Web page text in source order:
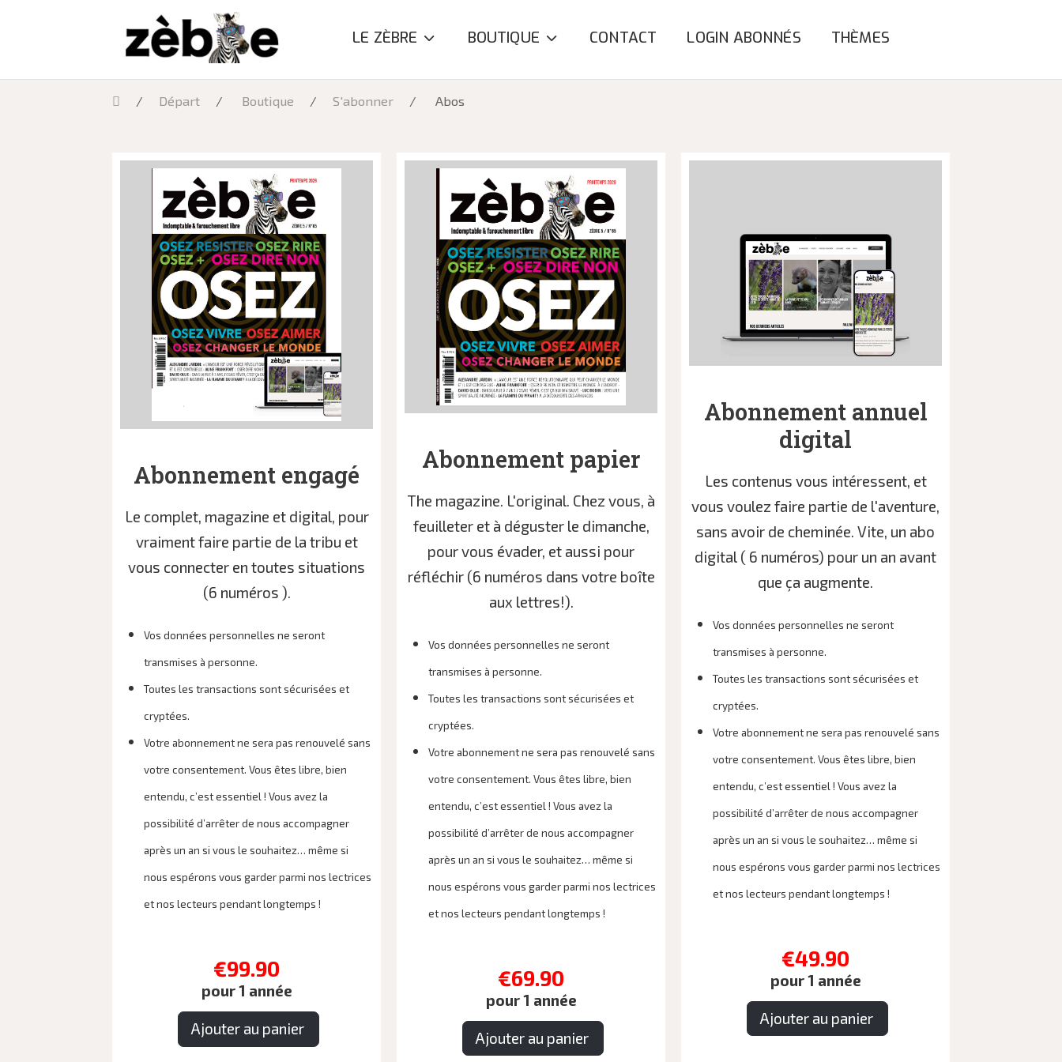
LE ZÈBRE BOUTIQUE CONTACT LOGIN ABONNÉS THÈMES
Départ Boutique S'abonner Abos
Abonnement engagé
Le complet, magazine et digital, pour
vraiment faire partie de la tribu et
vous connecter en toutes situations
(6 numéros ).
Vos données personnelles ne seront
transmises à personne.
Toutes les transactions sont sécurisées et
cryptées.
Votre abonnement ne sera pas renouvelé sans
votre consentement. Vous êtes libre, bien
entendu, c’est essentiel ! Vous avez la
possibilité d’arrêter de nous accompagner
après un an si vous le souhaitez… même si
nous espérons vous garder parmi nos lectrices
et nos lecteurs pendant longtemps !
€99.90
pour 1 année
Abonnement papier
The magazine. L'original. Chez vous, à
feuilleter et à déguster le dimanche,
pour vous évader, et aussi pour
réfléchir (6 numéros dans votre boîte
aux lettres!).
Vos données personnelles ne seront
transmises à personne.
Toutes les transactions sont sécurisées et
cryptées.
Votre abonnement ne sera pas renouvelé sans
votre consentement. Vous êtes libre, bien
entendu, c’est essentiel ! Vous avez la
possibilité d’arrêter de nous accompagner
après un an si vous le souhaitez… même si
nous espérons vous garder parmi nos lectrices
et nos lecteurs pendant longtemps !
€69.90
pour 1 année
Abonnement annuel
digital
Les contenus vous intéressent, et
vous voulez faire partie de l'aventure,
sans avoir de cheminée. Vite, un abo
digital ( 6 numéros) pour un an avant
que ça augmente.
Vos données personnelles ne seront
transmises à personne.
Toutes les transactions sont sécurisées et
cryptées.
Votre abonnement ne sera pas renouvelé sans
votre consentement. Vous êtes libre, bien
entendu, c’est essentiel ! Vous avez la
possibilité d’arrêter de nous accompagner
après un an si vous le souhaitez… même si
nous espérons vous garder parmi nos lectrices
et nos lecteurs pendant longtemps !
€49.90
pour 1 année